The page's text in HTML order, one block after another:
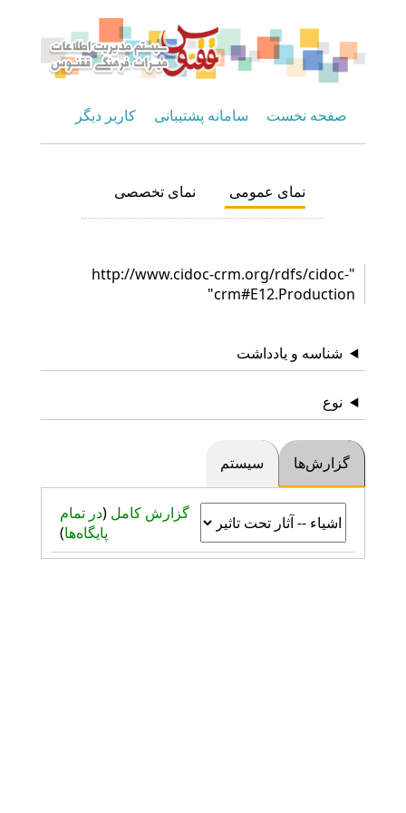
صفحه نخست سامانه پشتیبانی کاربر دیگر
نمای عمومی نمای تخصصی
"http://www.cidoc-crm.org/rdfs/cidoc-
crm#E12.Production"
شناسه و یادداشت
نوع
گزارش‌ها سیستم
گزارش کامل (در تمام
پایگاه‌ها)